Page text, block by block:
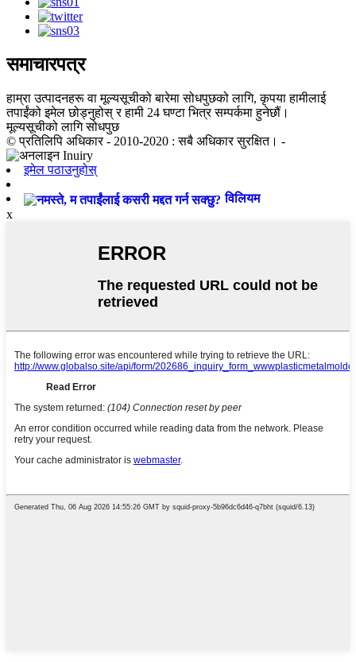
समाचारपत्र
हाम्रा उत्पादनहरू वा मूल्यसूचीको बारेमा सोधपुछको लागि, कृपया हामीलाई
तपाईंको इमेल छोड्नुहोस् र हामी 24 घण्टा भित्र सम्पर्कमा हुनेछौं।
मूल्यसूचीको लागि सोधपुछ
© प्रतिलिपि अधिकार - 2010-2020 : सबै अधिकार सुरक्षित। -
इमेल पठाउनुहोस्
विलियम
x